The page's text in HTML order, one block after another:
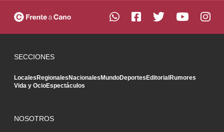
SECCIONES
LocalesRegionalesNacionalesMundoDeportesEditorialRumores
Vida y OcioEspectáculos
NOSOTROS